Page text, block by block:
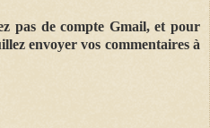
pas de compte Gmail, et pour
envoyer vos commentaires à